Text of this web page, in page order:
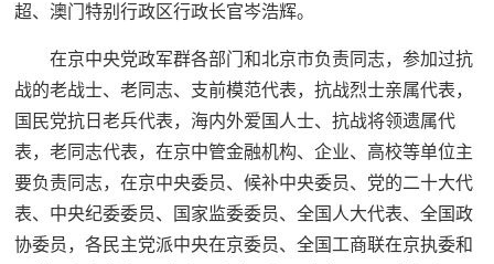
超、澳门特别行政区行政长官岑浩辉。
在京中央党政军群各部门和北京市负责同志，参加过抗
战的老战士、老同志、支前模范代表，抗战烈士亲属代表，
国民党抗日老兵代表，海内外爱国人士、抗战将领遗属代
表，老同志代表，在京中管金融机构、企业、高校等单位主
要负责同志，在京中央委员、候补中央委员、党的二十大代
表、中央纪委委员、国家监委委员、全国人大代表、全国政
协委员，各民主党派中央在京委员、全国工商联在京执委和